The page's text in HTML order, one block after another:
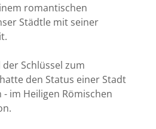
romantischen
Städtle mit seiner
Schlüssel zum
den Status einer Stadt
im Heiligen Römischen